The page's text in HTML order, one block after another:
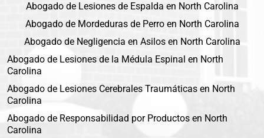
Abogado de Lesiones de Espalda en North Carolina
Abogado de Mordeduras de Perro en North Carolina
Abogado de Negligencia en Asilos en North Carolina
Abogado de Lesiones de la Médula Espinal en North
Carolina
Abogado de Lesiones Cerebrales Traumáticas en North
Carolina
Abogado de Responsabilidad por Productos en North
Carolina